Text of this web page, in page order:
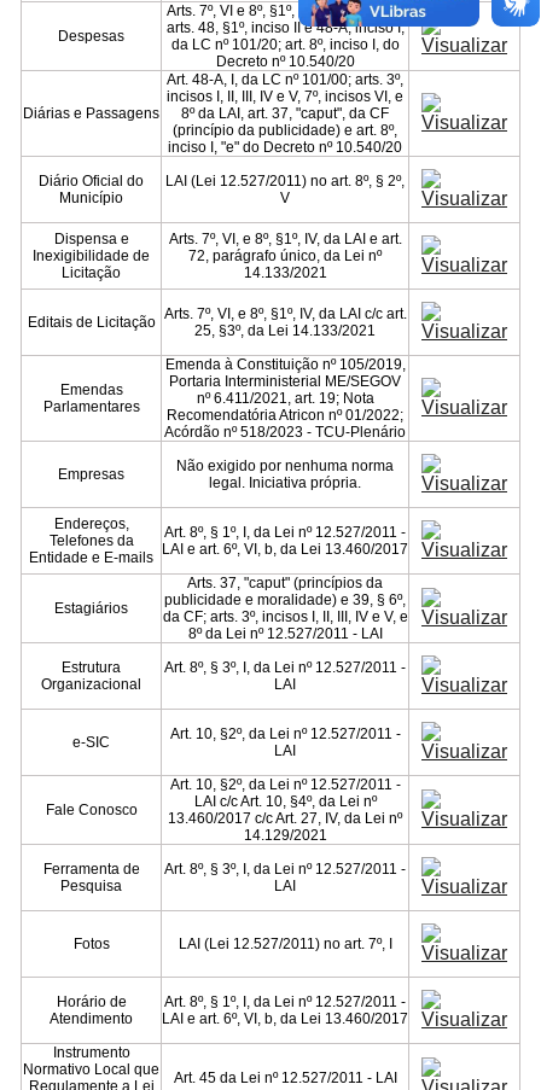
...Ou se preferir
Ligue para nós
(77) 3667-2245
E-mail
cipmpindai@gmail.com
Ou seja atendido presencialmente
Segunda a sexta-feira, das 07:00h às
12:00h e das 14:00h às 17:00h
Rua Tibério Fausto, 426 - Centro
Outros meios de contato
e-SIC
Ouvidoria
Despesas
Arts. 7º, VI e 8º, §1º, inciso III, da LAI;
arts. 48, §1º, inciso II e 48-A, inciso I,
da LC nº 101/20; art. 8º, inciso I, do
Decreto nº 10.540/20
Diárias e Passagens
Art. 48-A, I, da LC nº 101/00; arts. 3º,
incisos I, II, III, IV e V, 7º, incisos VI, e
8º da LAI, art. 37, "caput", da CF
(princípio da publicidade) e art. 8º,
inciso I, "e" do Decreto nº 10.540/20
Diário Oficial do
Município
LAI (Lei 12.527/2011) no art. 8º, § 2º,
V
Dispensa e
Inexigibilidade de
Licitação
Arts. 7º, VI, e 8º, §1º, IV, da LAI e art.
72, parágrafo único, da Lei nº
14.133/2021
Editais de Licitação Arts. 7º, VI, e 8º, §1º, IV, da LAI c/c art.
25, §3º, da Lei 14.133/2021
Emendas
Parlamentares
Emenda à Constituição nº 105/2019,
Portaria Interministerial ME/SEGOV
nº 6.411/2021, art. 19; Nota
Recomendatória Atricon nº 01/2022;
Acórdão nº 518/2023 - TCU-Plenário
Empresas
Não exigido por nenhuma norma
legal. Iniciativa própria.
Endereços,
Telefones da
Entidade e E-mails
Art. 8º, § 1º, I, da Lei nº 12.527/2011 -
LAI e art. 6º, VI, b, da Lei 13.460/2017
Estagiários
Arts. 37, "caput" (princípios da
publicidade e moralidade) e 39, § 6º,
da CF; arts. 3º, incisos I, II, III, IV e V, e
8º da Lei nº 12.527/2011 - LAI
Estrutura
Organizacional
Art. 8º, § 3º, I, da Lei nº 12.527/2011 -
LAI
e­-SIC
Art. 10, §2º, da Lei nº 12.527/2011 -
LAI
Fale Conosco
Art. 10, §2º, da Lei nº 12.527/2011 -
LAI c/c Art. 10, §4º, da Lei nº
13.460/2017 c/c Art. 27, IV, da Lei nº
14.129/2021
Ferramenta de
Pesquisa
Art. 8º, § 3º, I, da Lei nº 12.527/2011 -
LAI
Fotos LAI (Lei 12.527/2011) no art. 7º, I
Horário de
Atendimento
Art. 8º, § 1º, I, da Lei nº 12.527/2011 -
LAI e art. 6º, VI, b, da Lei 13.460/2017
Instrumento
Normativo Local que
Regulamente a Lei
Art. 45 da Lei nº 12.527/2011 - LAI